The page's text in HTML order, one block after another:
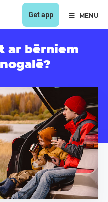
Get app MENU
ar bērniem